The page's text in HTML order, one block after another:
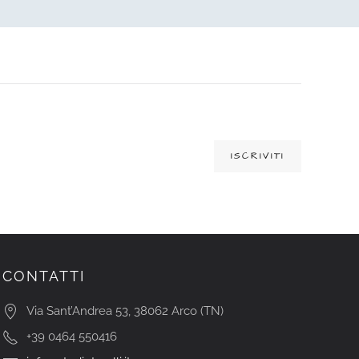
ISCRIVITI
CONTATTI
Via Sant’Andrea 53, 38062 Arco (TN)
+39 0464 550416